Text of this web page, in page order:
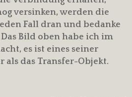
versinken, werden die
Fall dran und bedanke
Bild oben habe ich im
es ist eines seiner
als das Transfer-Objekt.